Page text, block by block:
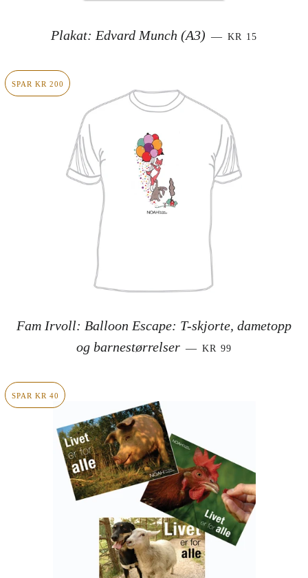
Plakat: Edvard Munch (A3) — SALGSPRIS
KR 15
SPAR KR 200
Fam Irvoll: Balloon Escape: T-skjorte, dametopp
og barnestørrelser — SALGSPRIS
KR 99
SPAR KR 40